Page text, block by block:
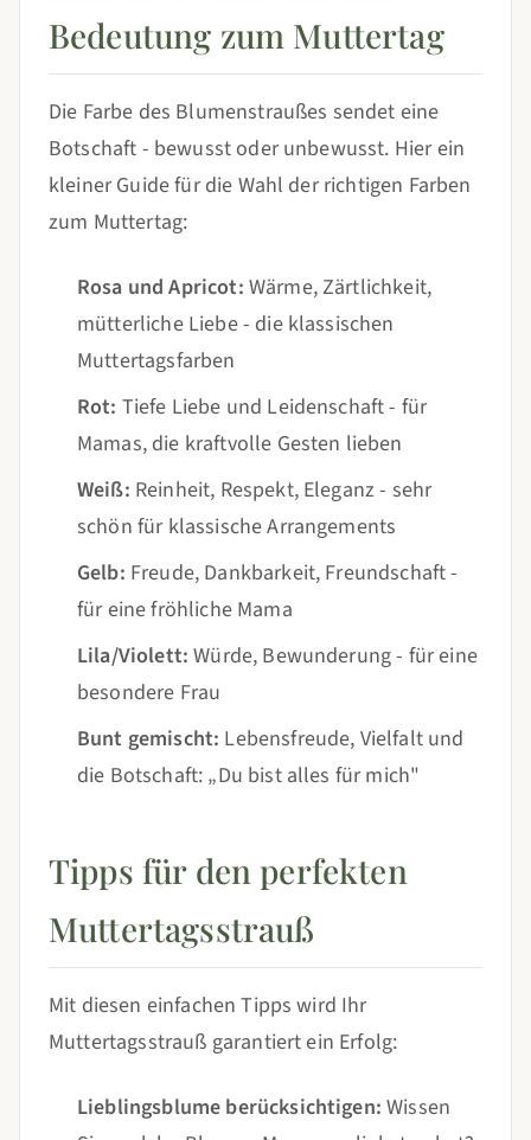
Bedeutung zum Muttertag
Die Farbe des Blumenstraußes sendet eine
Botschaft - bewusst oder unbewusst. Hier ein
kleiner Guide für die Wahl der richtigen Farben
zum Muttertag:
Rosa und Apricot: Wärme, Zärtlichkeit,
mütterliche Liebe - die klassischen
Muttertagsfarben
Rot: Tiefe Liebe und Leidenschaft - für
Mamas, die kraftvolle Gesten lieben
Weiß: Reinheit, Respekt, Eleganz - sehr
schön für klassische Arrangements
Gelb: Freude, Dankbarkeit, Freundschaft -
für eine fröhliche Mama
Lila/Violett: Würde, Bewunderung - für eine
besondere Frau
Bunt gemischt: Lebensfreude, Vielfalt und
die Botschaft: „Du bist alles für mich"
Tipps für den perfekten
Muttertagsstrauß
Mit diesen einfachen Tipps wird Ihr
Muttertagsstrauß garantiert ein Erfolg:
Lieblingsblume berücksichtigen: Wissen